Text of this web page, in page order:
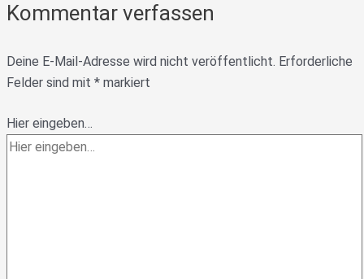
Kommentar verfassen
Deine E-Mail-Adresse wird nicht veröffentlicht. Erforderliche
Felder sind mit * markiert
Hier eingeben…